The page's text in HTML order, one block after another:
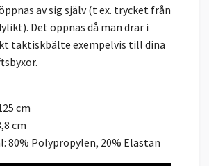
av sig själv (t ex. trycket från
Det öppnas då man drar i
taktiskbälte exempelvis till dina
cm
cm
80% Polypropylen, 20% Elastan